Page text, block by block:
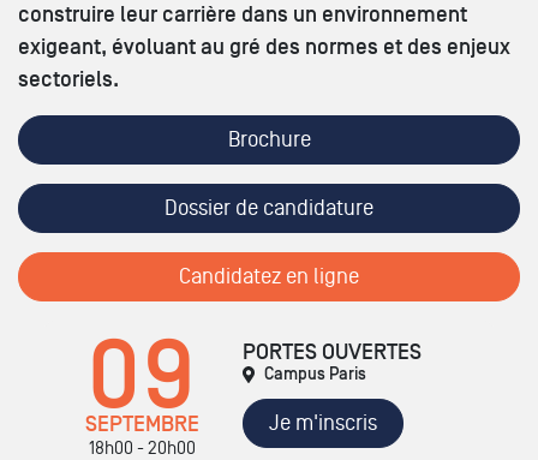
construire leur carrière dans un environnement
exigeant, évoluant au gré des normes et des enjeux
sectoriels.
Brochure
Dossier de candidature
Candidatez en ligne
09
SEPTEMBRE
18h00 - 20h00
PORTES OUVERTES
Campus Paris
Je m'inscris